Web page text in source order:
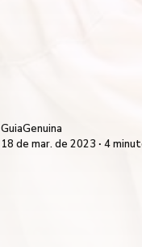
GuiaGenuina
18 de mar. de 2023 ∙ 4